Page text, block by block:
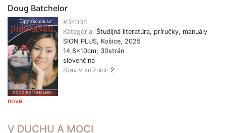
Doug Batchelor
nové
#34034
Kategória: Študijná literatúra, príručky, manuály
SION PLUS, Košice, 2025
14,8x10cm; 30strán
slovenčina
Stav v knižnici: 2
V DUCHU A MOCI